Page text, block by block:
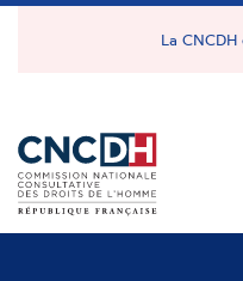
Panneau de gestion des cookies
La